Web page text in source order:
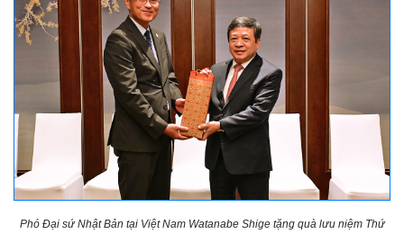
Phó Đại sứ Nhật Bản tại Việt Nam Watanabe Shige tặng quà lưu niệm Thứ